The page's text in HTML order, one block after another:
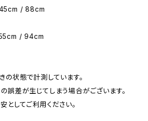
/ 88cm
/ 94cm
状態で計測しています。
誤差が生じてしまう場合がございます。
としてご利用ください。